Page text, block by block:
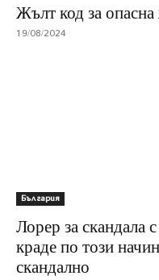
Жълт код за
19/08/2024
България
Лорер за скандала
краде по този
скандално